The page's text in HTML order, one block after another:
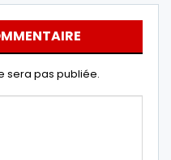
sera pas publiée.